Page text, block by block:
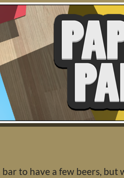
to have a few beers, but